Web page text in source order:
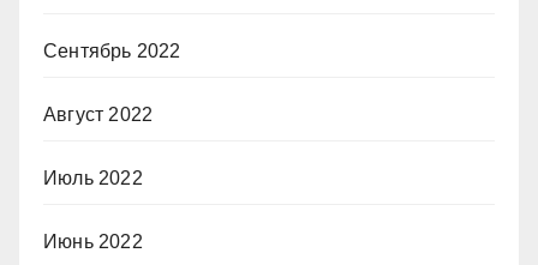
Сентябрь 2022
Август 2022
Июль 2022
Июнь 2022